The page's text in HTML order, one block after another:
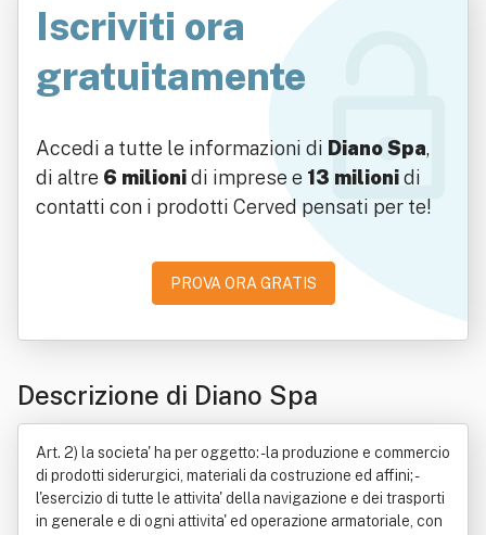
Iscriviti ora
gratuitamente
Accedi a tutte le informazioni di Diano Spa,
di altre 6 milionidi imprese e 13 milionidi
contatti con i prodotti Cerved pensati per te!
PROVA ORA GRATIS
Descrizione di Diano Spa
Art. 2) la societa' ha per oggetto: - la produzione e commercio
di prodotti siderurgici, materiali da costruzione ed affini; -
l'esercizio di tutte le attivita' della navigazione e dei trasporti
in generale e di ogni attivita' ed operazione armatoriale, con